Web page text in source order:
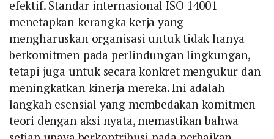
efektif. Standar internasional ISO 14001
menetapkan kerangka kerja yang
mengharuskan organisasi untuk tidak hanya
berkomitmen pada perlindungan lingkungan,
tetapi juga untuk secara konkret mengukur dan
meningkatkan kinerja mereka. Ini adalah
langkah esensial yang membedakan komitmen
teori dengan aksi nyata, memastikan bahwa